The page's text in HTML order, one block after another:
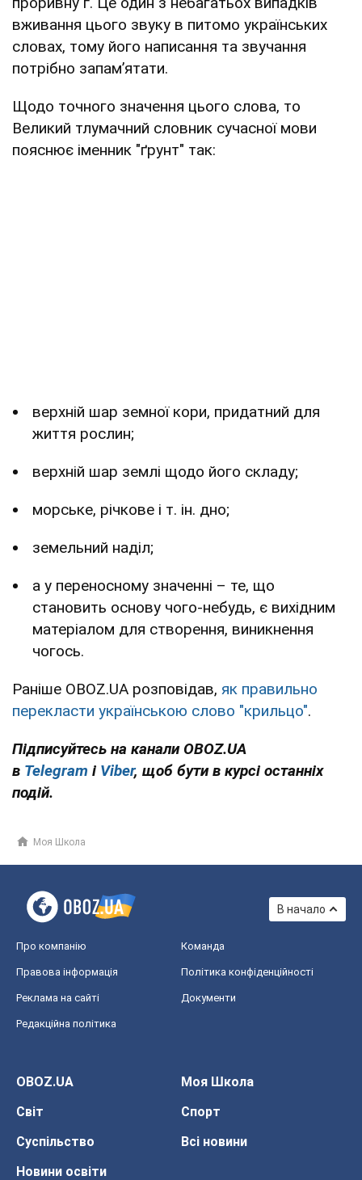
вживання цього звуку в питомо українських
словах, тому його написання та звучання
потрібно запам’ятати.
Щодо точного значення цього слова, то
Великий тлумачний словник сучасної мови
пояснює іменник "ґрунт" так:
верхній шар земної кори, придатний для
життя рослин;
верхній шар землі щодо його складу;
морське, річкове і т. ін. дно;
земельний наділ;
а у переносному значенні – те, що
становить основу чого-небудь, є вихідним
матеріалом для створення, виникнення
чогось.
Раніше OBOZ.UA розповідав, як правильно
перекласти українською слово "крильцо".
Підписуйтесь на канали OBOZ.UA
в Telegram і Viber, щоб бути в курсі останніх
подій.
Моя Школа
В начало
Про компанію Команда
Правова інформація Політика конфіденційності
Реклама на сайті Документи
Редакційна політика
OBOZ.UA
Моя Школа
Світ
Спорт
Суспільство
Всі новини
Новини освіти